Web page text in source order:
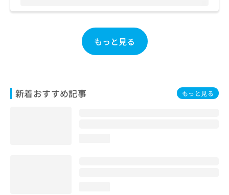
もっと見る
新着おすすめ記事 もっと見る
ち
ら